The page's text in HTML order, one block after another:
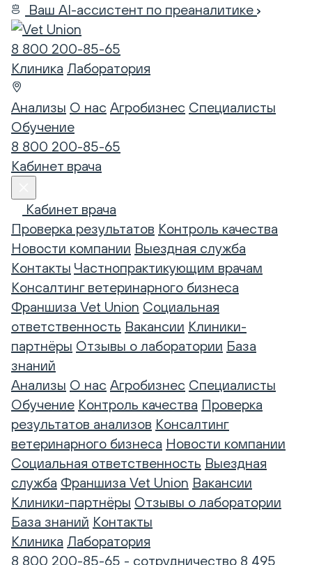
Ваш AI-ассистент по преаналитике
8 800 200-85-65
Клиника Лаборатория
Анализы О нас Агробизнес Специалисты
Обучение
8 800 200-85-65
Кабинет врача
Кабинет врача
Проверка результатов Контроль качества
Новости компании Выездная служба
Контакты Частнопрактикующим врачам
Консалтинг ветеринарного бизнеса
Франшиза Vet Union Социальная
ответственность Вакансии Клиники-
партнёры Отзывы о лаборатории База
знаний
Анализы О нас Агробизнес Специалисты
Обучение Контроль качества Проверка
результатов анализов Консалтинг
ветеринарного бизнеса Новости компании
Социальная ответственность Выездная
служба Франшиза Vet Union Вакансии
Клиники-партнёры Отзывы о лаборатории
База знаний Контакты
Клиника Лаборатория
8 800 200-85-65 - сотрудничество 8 495